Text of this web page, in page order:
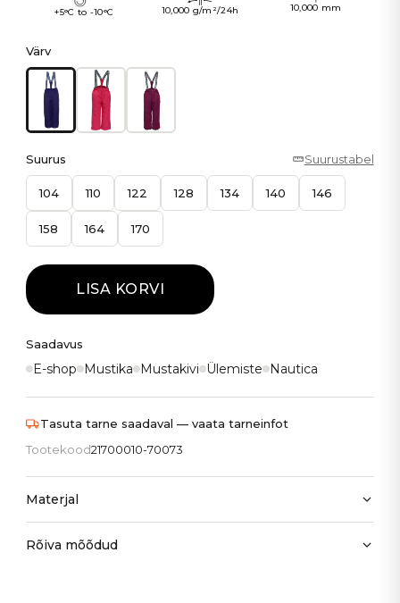
+5°C to -10°C 10,000 g/m²/24h 10,000 mm
Värv
Suurus Suurustabel
104 110 122 128 134 140 146
158 164 170
LISA KORVI
Saadavus
E-shop Mustika Mustakivi Ülemiste Nautica
Tasuta tarne saadaval — vaata tarneinfot
Tootekood21700010-70073
Materjal
Rõiva mõõdud